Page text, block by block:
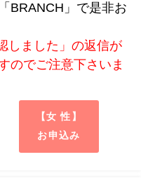
BRANCH」で是非お
しました」の返信が
のでご注意下さいま
【女 性】
お申込み